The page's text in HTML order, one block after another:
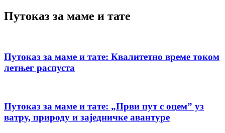
Путоказ за маме и тате
Путоказ за маме и тате: Квалитетно време током
летњег распуста
Путоказ за маме и тате: „Први пут с оцемˮ уз
ватру, природу и заједничке авантуре